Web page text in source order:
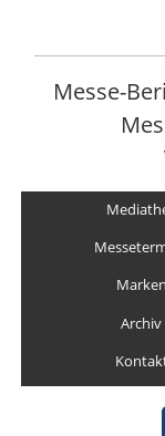
Messe-
Marken
Archiv